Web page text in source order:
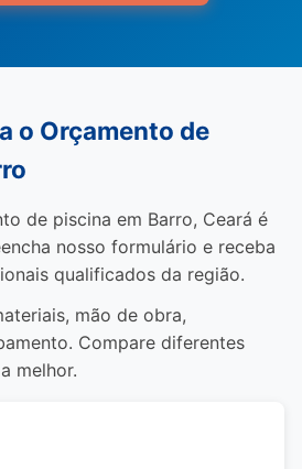
o Orçamento de
de piscina em Barro, Ceará é
nosso formulário e receba
qualificados da região.
mão de obra,
Compare diferentes
melhor.